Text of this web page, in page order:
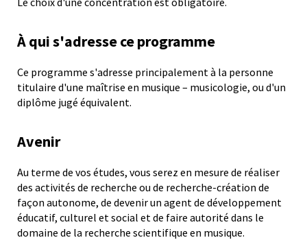
À qui s'adresse ce programme
Ce programme s'adresse principalement à la personne
titulaire d'une maîtrise en musique – musicologie, ou d'un
diplôme jugé équivalent.
Avenir
Au terme de vos études, vous serez en mesure de réaliser
des activités de recherche ou de recherche-création de
façon autonome, de devenir un agent de développement
éducatif, culturel et social et de faire autorité dans le
domaine de la recherche scientifique en musique.